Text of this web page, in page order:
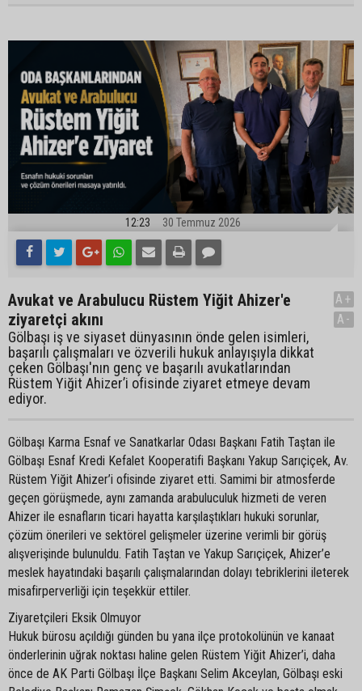
12:23 30 Temmuz 2026
Avukat ve Arabulucu Rüstem Yiğit Ahizer'e
ziyaretçi akını
Gölbaşı iş ve siyaset dünyasının önde gelen isimleri,
başarılı çalışmaları ve özverili hukuk anlayışıyla dikkat
çeken Gölbaşı'nın genç ve başarılı avukatlarından
Rüstem Yiğit Ahizer’i ofisinde ziyaret etmeye devam
ediyor.
A+
A-
Gölbaşı Karma Esnaf ve Sanatkarlar Odası Başkanı Fatih Taştan ile
Gölbaşı Esnaf Kredi Kefalet Kooperatifi Başkanı Yakup Sarıçiçek, Av.
Rüstem Yiğit Ahizer’i ofisinde ziyaret etti. Samimi bir atmosferde
geçen görüşmede, aynı zamanda arabuluculuk hizmeti de veren
Ahizer ile esnafların ticari hayatta karşılaştıkları hukuki sorunlar,
çözüm önerileri ve sektörel gelişmeler üzerine verimli bir görüş
alışverişinde bulunuldu. Fatih Taştan ve Yakup Sarıçiçek, Ahizer’e
meslek hayatındaki başarılı çalışmalarından dolayı tebriklerini ileterek
misafirperverliği için teşekkür ettiler.
Ziyaretçileri Eksik Olmuyor
Hukuk bürosu açıldığı günden bu yana ilçe protokolünün ve kanaat
önderlerinin uğrak noktası haline gelen Rüstem Yiğit Ahizer’i, daha
önce de AK Parti Gölbaşı İlçe Başkanı Selim Akceylan, Gölbaşı eski